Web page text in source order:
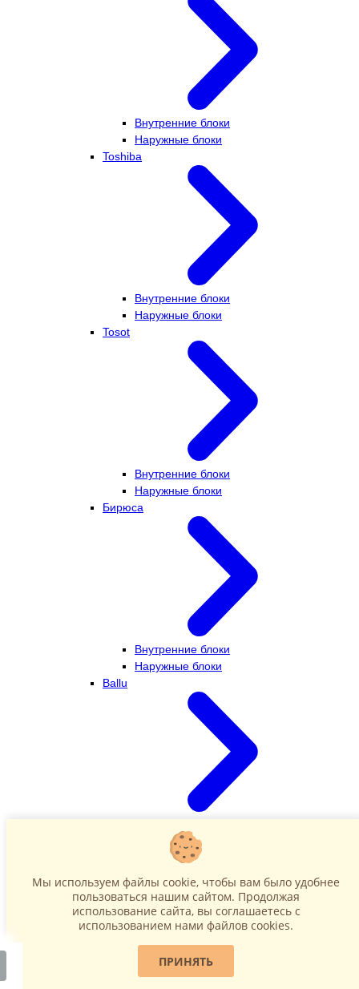
Внутренние блоки
Наружные блоки
Toshiba
Внутренние блоки
Наружные блоки
Tosot
Внутренние блоки
Наружные блоки
Бирюса
Внутренние блоки
Наружные блоки
Ballu
Наружные блоки
Мы используем файлы cookie, чтобы вам было удобнее
пользоваться нашим сайтом. Продолжая
использование сайта, вы соглашаетесь c
использованием нами файлов cookies.
ПРИНЯТЬ